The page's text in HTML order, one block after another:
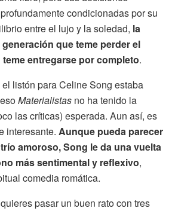
condicionadas por su
entre el lujo y la soledad, la
que teme perder el
entregarse por completo.
el listón para Celine Song estaba
Materialistas no ha tenido la
las críticas) esperada. Aun así, es
interesante. Aunque pueda parecer
amoroso, Song le da una vuelta
más sentimental y reflexivo,
comedia romática.
pasar un buen rato con tres